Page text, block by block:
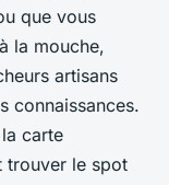
que vous
la mouche,
artisans
connaissances.
carte
trouver le spot